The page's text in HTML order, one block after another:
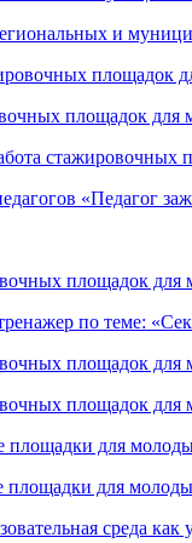
и
площадок
площадок
«Педагог
площадок
по теме:
площадок
площадок
для
для
среда